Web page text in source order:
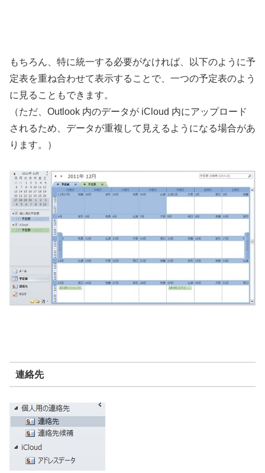
もちろん、特に統一する必要がなければ、以下のように予
定表を重ね合わせて表示することで、一つの予定表のよう
に見ることもできます。
（ただ、Outlook 内のデータが iCloud 内にアップロード
されるため、データが重複して見えるようになる場合があ
ります。）
連絡先